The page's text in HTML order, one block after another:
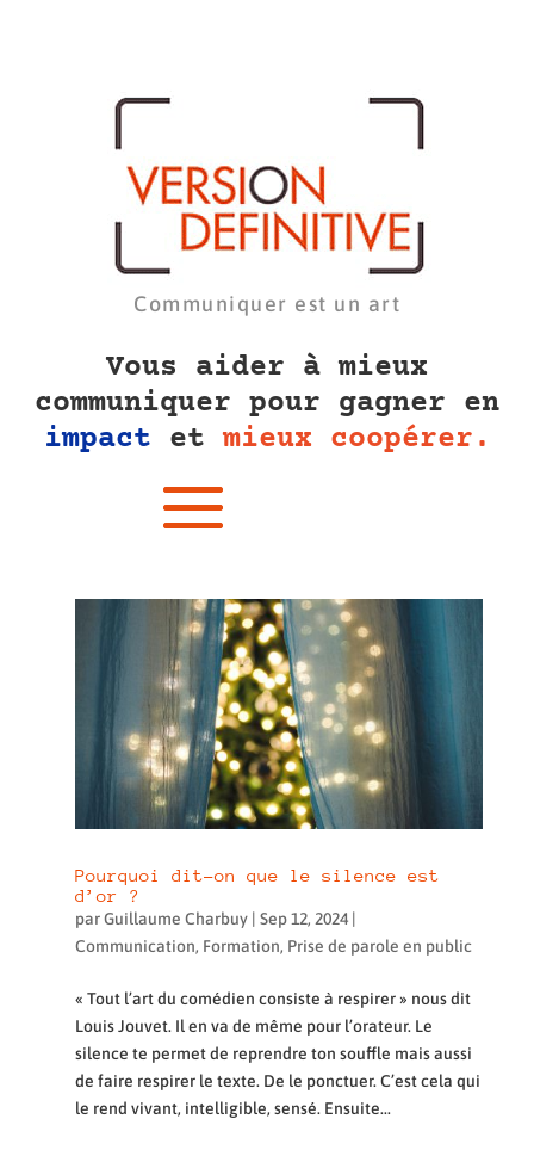
Communiquer est un art
Vous aider à mieux
communiquer pour gagner en
impact etmieux coopérer.
Pourquoi dit-on que le silence est
d’or ?
parGuillaume Charbuy| Sep 12, 2024|
Communication, Formation, Prise de parole en public
« Tout l’art du comédien consiste à respirer » nous dit
Louis Jouvet. Il en va de même pour l’orateur. Le
silence te permet de reprendre ton souffle mais aussi
de faire respirer le texte. De le ponctuer. C’est cela qui
le rend vivant, intelligible, sensé. Ensuite...